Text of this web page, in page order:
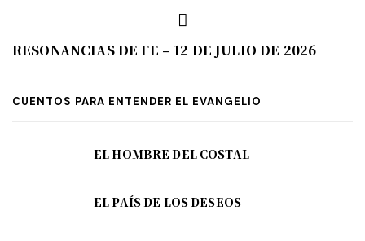
RESONANCIAS DE FE – 12 DE JULIO DE 2026
CUENTOS PARA ENTENDER EL EVANGELIO
EL HOMBRE DEL COSTAL
EL PAÍS DE LOS DESEOS